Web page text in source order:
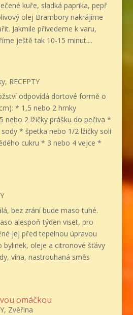
kuře, sladká paprika, pepř
olej Brambory nakrájíme
Jakmile přivedeme k varu,
ještě tak 10-15 minut....
, RECEPTY
odpovídá dortové formě o
* 1,5 nebo 2 hrnky
nebo 2 lžičky prášku do pečiva *
* špetka nebo 1/2 lžičky soli
cukru * 3 nebo 4 vejce *
bez zrání bude maso tuhé.
alespoň týden viset, pro
jej před tepelnou úpravou
oleje a citronové šťávy
vína, nastrouhaná směs
omáčkou
, Zvěřina